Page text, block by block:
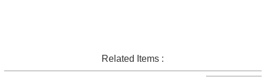
Related Items :